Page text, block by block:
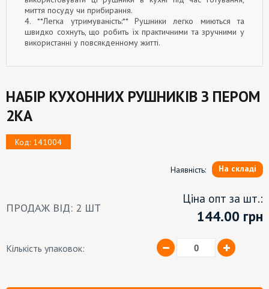
миття посуду чи прибирання.
4. **Легка утримуваність:** Рушники легко миються та
швидко сохнуть, що робить їх практичними та зручними у
використанні у повсякденному житті.
НАБІР КУХОННИХ РУШНИКІВ З ПЕРОМ
2КА
Код: 141004
Наявність: На складі
ПРОДАЖ ВІД: 2 ШТ
Ціна опт за шт.:
144.00 грн
Кількість упаковок: